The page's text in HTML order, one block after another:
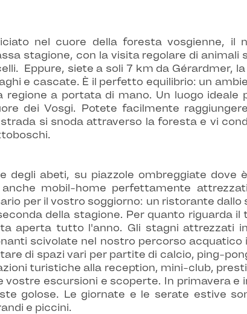
nel cuore della foresta vosgienne, il
stagione, con la visita regolare di animali
Eppure, siete a soli 7 km da Gérardmer,
e cascate. È il perfetto equilibrio: un
a portata di mano. Un luogo ideale
dei Vosgi. Potete facilmente
si snoda attraverso la foresta e vi
degli abeti, su piazzole ombreggiate dove
mobil-home perfettamente
per il vostro soggiorno: un ristorante
della stagione. Per quanto riguarda
aperta tutto l'anno. Gli stagni attrezzati
scivolate nel nostro percorso
di spazi vari per partite di calcio, ping-
turistiche alla reception, mini-club,
vostre escursioni e scoperte. In primavera
golose. Le giornate e le serate estive
e piccini.